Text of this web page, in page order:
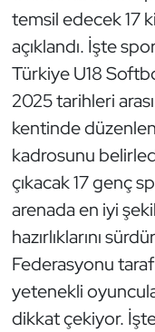
temsil edecek 17
açıklandı. İşte
Türkiye U18
2025 tarihleri
kentinde
kadrosunu
çıkacak 17 genç
arenada en iyi
hazırlıklarını
Federasyonu
yetenekli
dikkat çekiyor.
E-Spor
Eskrim
Futbol
Futsal
Genel
Golf
Güreş